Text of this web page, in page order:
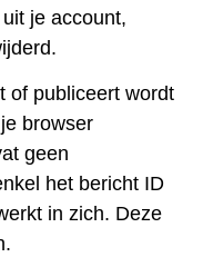
je account,
of publiceert wordt
browser
geen
het bericht ID
in zich. Deze